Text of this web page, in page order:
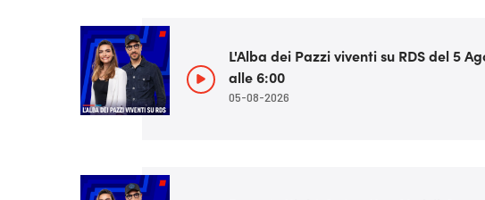
L'Alba dei Pazzi viventi su RDS del 5
alle 6:00
05-08-2026